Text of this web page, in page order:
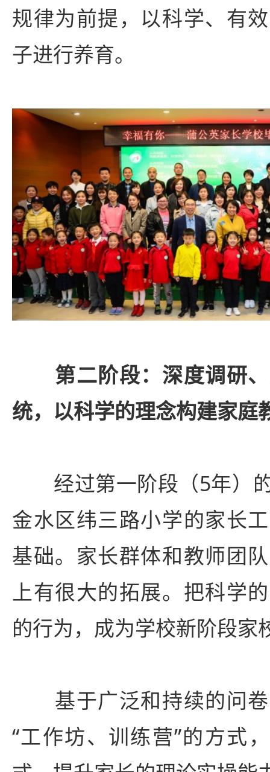
规律为前提，以科学、有
子进行养育。
第二阶段：深度调研
统，以科学的理念构建家庭
经过第一阶段（5年）
金水区纬三路小学的家长
基础。家长群体和教师团
上有很大的拓展。把科学
的行为，成为学校新阶段家
基于广泛和持续的问卷
“工作坊、训练营”的方式